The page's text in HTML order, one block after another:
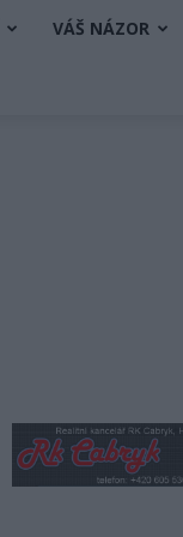
VÁŠ NÁZOR